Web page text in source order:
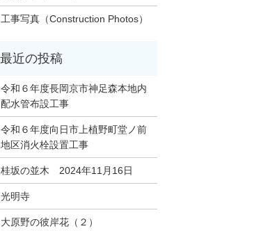
工事写真（Construction Photos）
令和６年度長岡京市神足森本地内
配水管布設工事
令和６年度向日市上植野町堂ノ前
地区消火栓設置工事
桂坂の並木 2024年11月16日
光明寺
大原野の彼岸花（２）